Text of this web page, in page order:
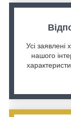
Усі заявлені
нашого